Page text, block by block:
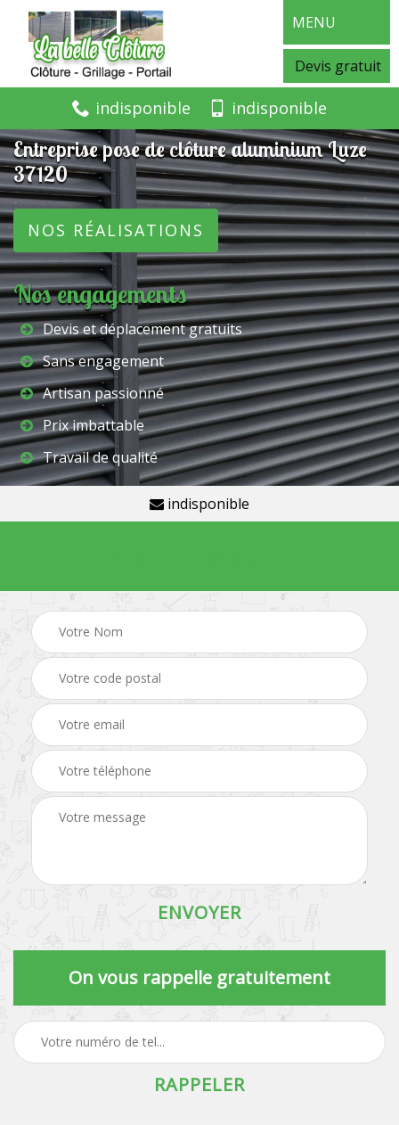
MENU
Devis gratuit
indisponible indisponible
Entreprise pose de clôture aluminium Luze
37120
NOS RÉALISATIONS
Nos engagements
Devis et déplacement gratuits
Sans engagement
Artisan passionné
Prix imbattable
Travail de qualité
indisponible
On vous rappelle gratuitement